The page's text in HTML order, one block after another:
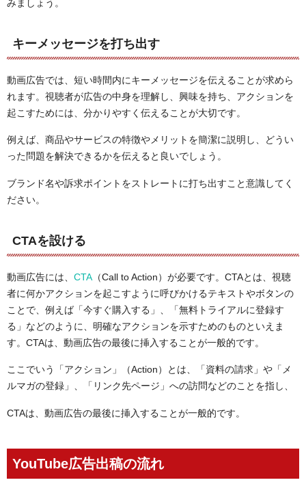
みましょう。
キーメッセージを打ち出す
動画広告では、短い時間内にキーメッセージを伝えることが求めら
れます。視聴者が広告の中身を理解し、興味を持ち、アクションを
起こすためには、分かりやすく伝えることが大切です。
例えば、商品やサービスの特徴やメリットを簡潔に説明し、どうい
った問題を解決できるかを伝えると良いでしょう。
ブランド名や訴求ポイントをストレートに打ち出すこと意識してく
ださい。
CTAを設ける
動画広告には、 CTA （Call to Action）が必要です。CTAとは、視聴
者に何かアクションを起こすように呼びかけるテキストやボタンの
ことで、例えば「今すぐ購入する」、「無料トライアルに登録す
る」などのように、明確なアクションを示すためのものといえま
す。CTAは、動画広告の最後に挿入することが一般的です。
ここでいう「アクション」（Action）とは、「資料の請求」や「メ
ルマガの登録」、「リンク先ページ」への訪問などのことを指し、
CTAは、動画広告の最後に挿入することが一般的です。
YouTube広告出稿の流れ